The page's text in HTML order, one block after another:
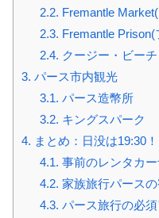
2.2. Fremantle
2.3. Fremantle Prison(
2.4. クージー・ビーチ
3. パース市内観光
3.1. パース造幣所
3.2. キングスパーク
4. まとめ：日没は19:30
4.1. 事前のレンタカ
4.2. 家族旅行パース
4.3. パース旅行の必